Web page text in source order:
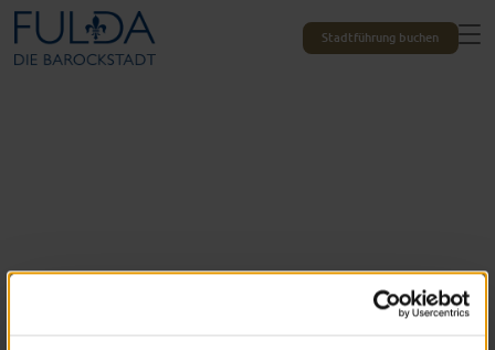
Stadtführung buchen